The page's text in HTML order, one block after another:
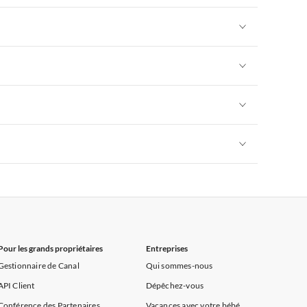
Appartements de Vacances à Provence
Appartements de Vacances à Provence
Appartements de Vacances à Provence
Appartements de Vacances à Provence
Appartements de Vacances à Provence
les grands propriétaires
de Canal
Client
Entreprises
Qui sommes-nous
Dépêchez-vous